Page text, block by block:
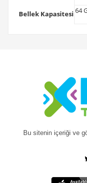
Bellek Kapasitesi 64
Bu sitenin içeriği ve